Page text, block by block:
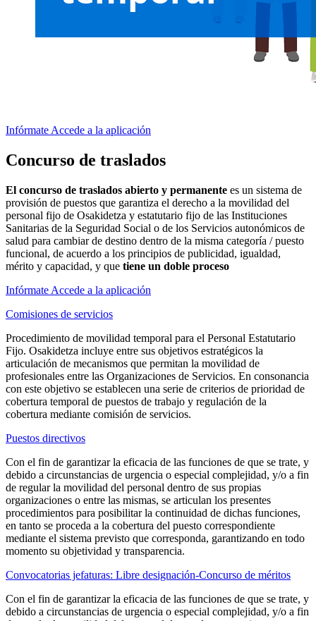
InfórmateAccede a la aplicación
Concurso de traslados
El concurso de traslados abierto y permanente es un sistema de
provisión de puestos que garantiza el derecho a la movilidad del
personal fijo de Osakidetza y estatutario fijo de las Instituciones
Sanitarias de la Seguridad Social o de los Servicios autonómicos de
salud para cambiar de destino dentro de la misma categoría / puesto
funcional, de acuerdo a los principios de publicidad, igualdad,
mérito y capacidad, y que tiene un doble proceso
Infórmate Accede a la aplicación
Comisiones de servicios
Procedimiento de movilidad temporal para el Personal Estatutario
Fijo. Osakidetza incluye entre sus objetivos estratégicos la
articulación de mecanismos que permitan la movilidad de
profesionales entre las Organizaciones de Servicios. En consonancia
con este objetivo se establecen una serie de criterios de prioridad de
cobertura temporal de puestos de trabajo y regulación de la
cobertura mediante comisión de servicios.
Puestos directivos
Con el fin de garantizar la eficacia de las funciones de que se trate, y
debido a circunstancias de urgencia o especial complejidad, y/o a fin
de regular la movilidad del personal dentro de sus propias
organizaciones o entre las mismas, se articulan los presentes
procedimientos para posibilitar la continuidad de dichas funciones,
en tanto se proceda a la cobertura del puesto correspondiente
mediante el sistema previsto que corresponda, garantizando en todo
momento su objetividad y transparencia.
Convocatorias jefaturas: Libre designación-Concurso de méritos
Con el fin de garantizar la eficacia de las funciones de que se trate, y
debido a circunstancias de urgencia o especial complejidad, y/o a fin